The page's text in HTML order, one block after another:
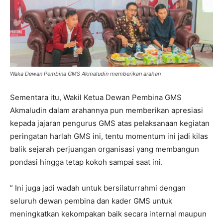
Waka Dewan Pembina GMS Akmaludin memberikan arahan
Sementara itu, Wakil Ketua Dewan Pembina GMS
Akmaludin dalam arahannya pun memberikan apresiasi
kepada jajaran pengurus GMS atas pelaksanaan kegiatan
peringatan harlah GMS ini, tentu momentum ini jadi kilas
balik sejarah perjuangan organisasi yang membangun
pondasi hingga tetap kokoh sampai saat ini.
” Ini juga jadi wadah untuk bersilaturrahmi dengan
seluruh dewan pembina dan kader GMS untuk
meningkatkan kekompakan baik secara internal maupun